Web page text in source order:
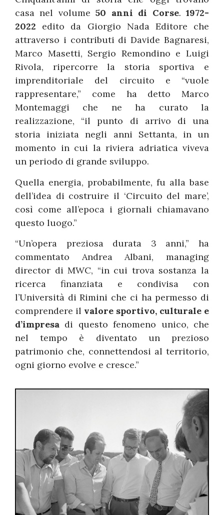
casa nel volume50 anni di Corse.1972-
2022 edito da Giorgio Nada Editore che
attraverso i contributi di Davide Bagnaresi,
Marco Masetti, Sergio Remondino e Luigi
Rivola, ripercorre la storia sportiva e
imprenditoriale del circuito e “vuole
rappresentare,” come ha detto Marco
Montemaggi che ne ha curato la
realizzazione, “il punto di arrivo di una
storia iniziata negli anni Settanta, in un
momento in cui la riviera adriatica viveva
un periodo di grande sviluppo.
Quella energia, probabilmente, fu alla base
dell’idea di costruire il ‘Circuito del mare’,
così come all’epoca i giornali chiamavano
questo luogo.”
“Un’opera preziosa durata 3 anni,” ha
commentato Andrea Albani, managing
director di MWC, “in cui trova sostanza la
ricerca finanziata e condivisa con
l’Università di Rimini che ci ha permesso di
comprendere il valore sportivo, culturale e
d’impresa di questo fenomeno unico, che
nel tempo è diventato un prezioso
patrimonio che, connettendosi al territorio,
ogni giorno evolve e cresce.”